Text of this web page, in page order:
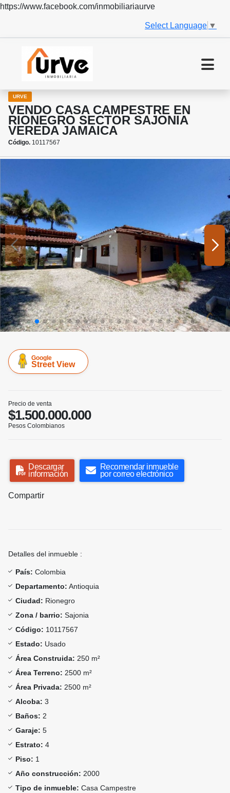
https://www.facebook.com/inmobiliariaurve
Select Language ▼
URVE
VENDO CASA CAMPESTRE EN
RIONEGRO SECTOR SAJONIA
VEREDA JAMAICA
Código. 10117567
Google
Street View
Precio de venta
$1.500.000.000
Pesos Colombianos
Descargar
información
Recomendar inmueble
por correo electrónico
Compartir
Detalles del inmueble :
País: Colombia
Departamento: Antioquia
Ciudad: Rionegro
Zona / barrio: Sajonia
Código: 10117567
Estado: Usado
Área Construida: 250 m²
Área Terreno: 2500 m²
Área Privada: 2500 m²
Alcoba: 3
Baños: 2
Garaje: 5
Estrato: 4
Piso: 1
Año construcción: 2000
Tipo de inmueble: Casa Campestre